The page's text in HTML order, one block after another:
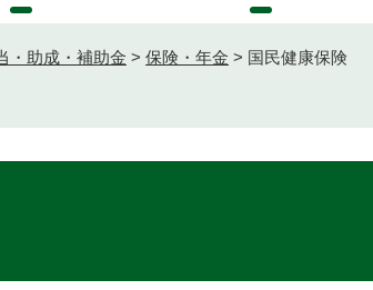
・助成・補助金 > 保険・年金 > 国民健康保険